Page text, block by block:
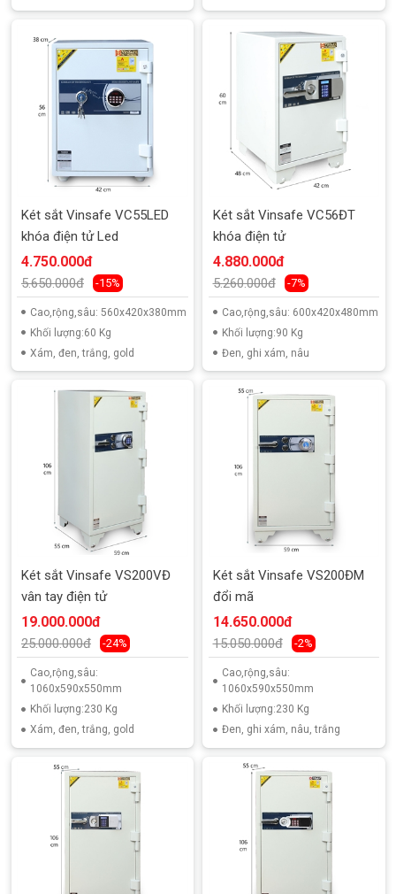
Két sắt Vinsafe VC55LED
khóa điện tử Led
4.750.000đ
5.650.000đ -15%
Cao,rộng,sâu: 560x420x380mm
Khối lượng:60 Kg
Xám, đen, trắng, gold
Két sắt Vinsafe VC56ĐT
khóa điện tử
4.880.000đ
5.260.000đ -7%
Cao,rộng,sâu: 600x420x480mm
Khối lượng:90 Kg
Đen, ghi xám, nâu
Két sắt Vinsafe VS200VĐ
vân tay điện tử
19.000.000đ
25.000.000đ -24%
Cao,rộng,sâu:
1060x590x550mm
Khối lượng:230 Kg
Xám, đen, trắng, gold
Két sắt Vinsafe VS200ĐM
đổi mã
14.650.000đ
15.050.000đ -2%
Cao,rộng,sâu:
1060x590x550mm
Khối lượng:230 Kg
Đen, ghi xám, nâu, trắng